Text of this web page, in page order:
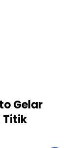
Gelar
Titik